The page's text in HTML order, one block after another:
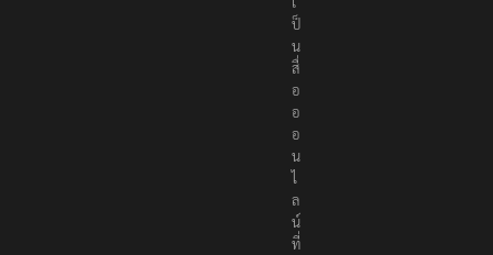
ป็
น
สื่
อ
อ
อ
น
ไ
ล
น์
ที่